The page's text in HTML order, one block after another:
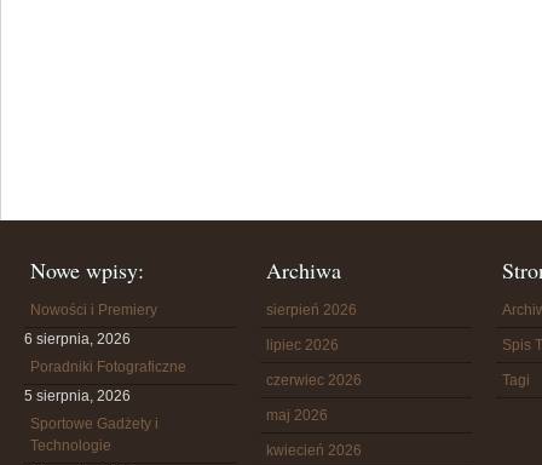
Nowe wpisy:
Nowości i Premiery
6 sierpnia, 2026
Poradniki Fotograficzne
5 sierpnia, 2026
Sportowe Gadżety i
Technologie
Archiwa
sierpień 2026
lipiec 2026
czerwiec 2026
maj 2026
kwiecień 2026
Spis
Tagi